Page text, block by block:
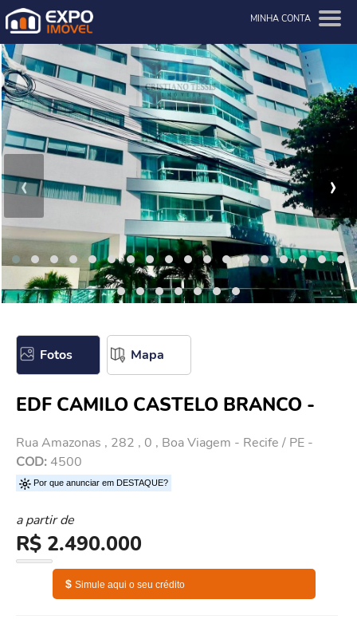
MINHA CONTA
‹ ›
Fotos Mapa
EDF CAMILO CASTELO BRANCO -
Rua Amazonas , 282 , 0 , Boa Viagem - Recife / PE -
COD: 4500
Por que anunciar em DESTAQUE?
a partir de
R$ 2.490.000
$Simule aqui o seu crédito